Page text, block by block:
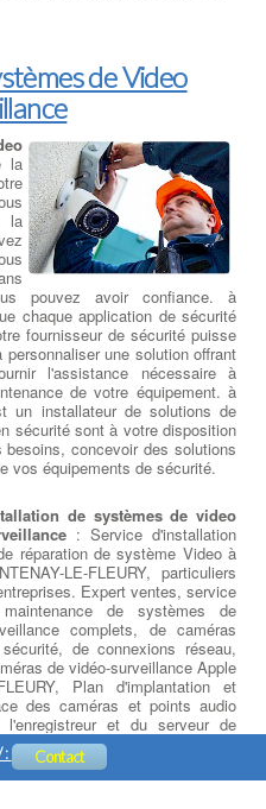
de Video
la
la
pouvez avoir confiance. à
chaque application de sécurité
fournisseur de sécurité puisse
une solution offrant
l'assistance nécessaire à
de votre équipement. à
un installateur de solutions de
sécurité sont à votre disposition
concevoir des solutions
vos équipements de sécurité.
de systèmes de video
: Service d'installation
réparation de système Video à
LE-FLEURY, particuliers
Expert ventes, service
de systèmes de
complets, de caméras
de connexions réseau,
de vidéo-surveillance Apple
Plan d'implantation et
des caméras et points audio
l'enregistreur et du serveur de
logicielle, initiation à la prise en
Smartphone.
: Contact